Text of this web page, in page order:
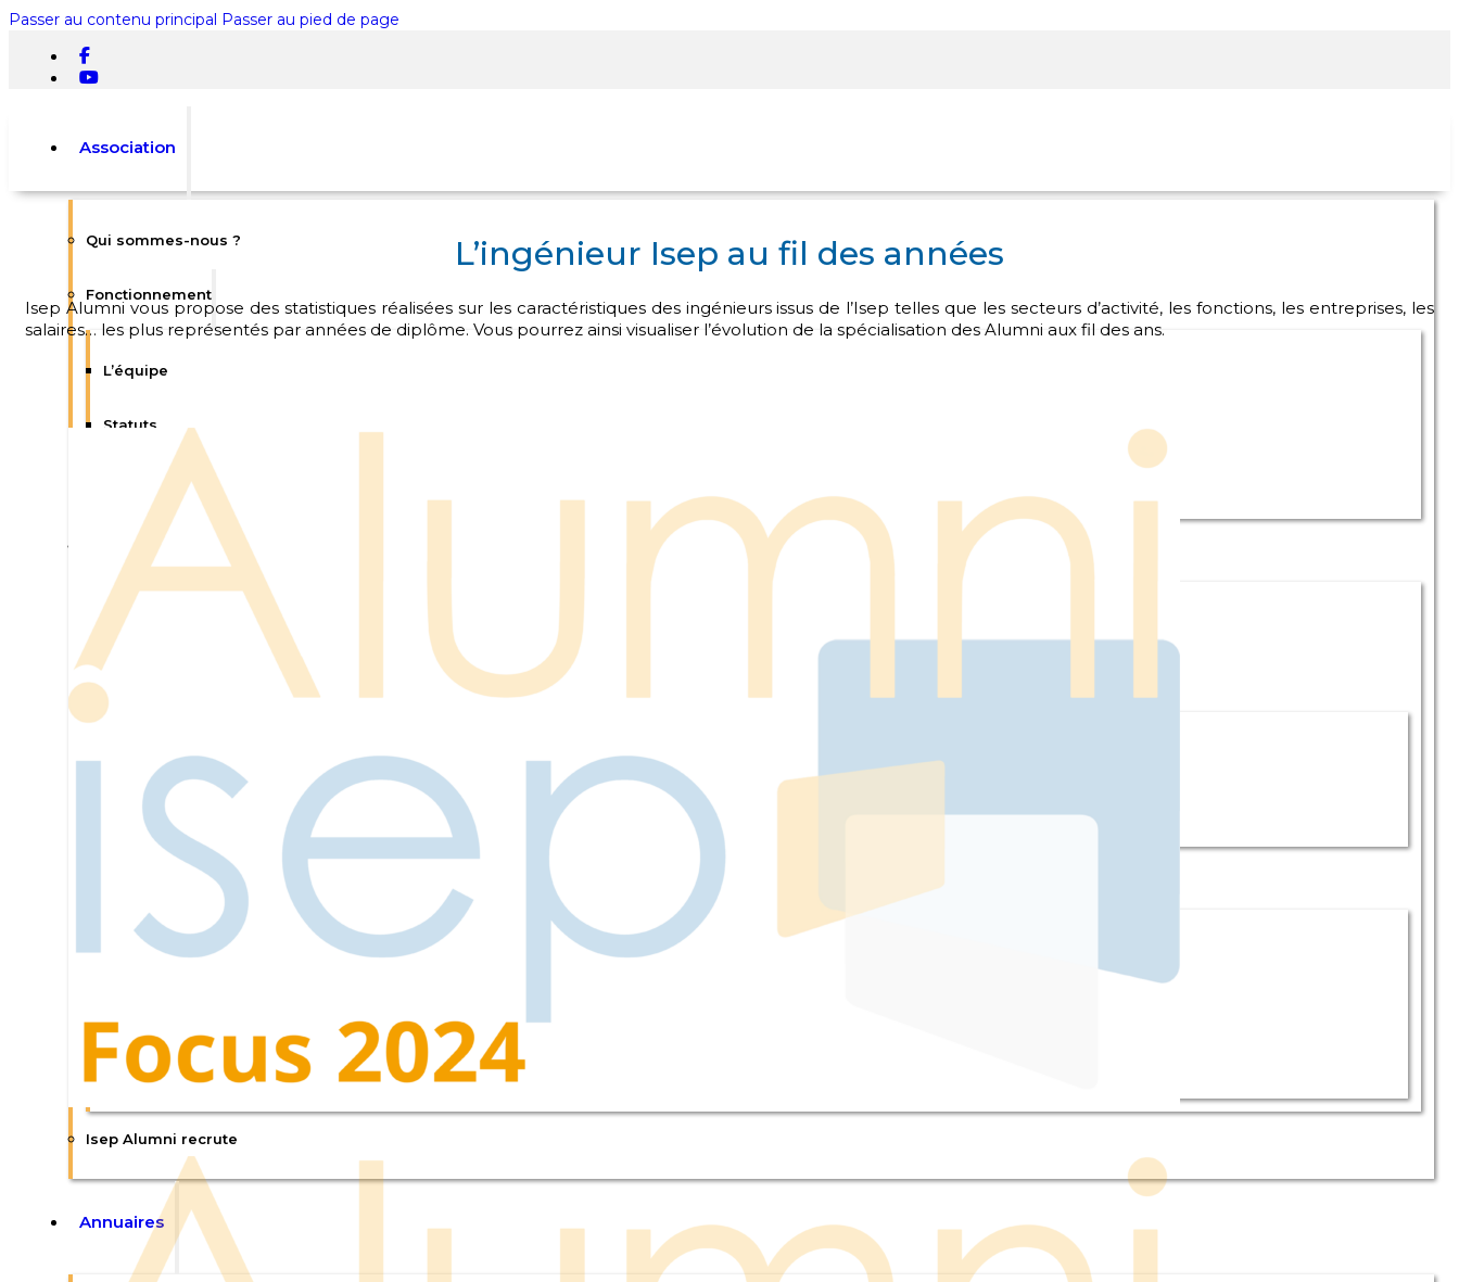
Passer au contenu principal Passer au pied de page
Rechercher sur le site
Rechercher
×
Votre panier est vide.
Association
Qui sommes-nous ?
Fonctionnement
L’équipe
Statuts
Règlement intérieur
Nos partenaires
Isep : Ecole d’ingénieurs du numérique
IESF : Ingénieurs et Scientifiques de France
Publications IESF
CGE : Conférence des Grandes Ecoles
Publications CGE
CGE360 : la newsletter de la CGE
Isep Alumni recrute
Annuaires
L’ingénieur Isep au fil des années
Isep Alumni vous propose des statistiques réalisées sur les caractéristiques des ingénieurs issus de l’Isep telles que les secteurs d’activité, les fonctions, les entreprises, les
salaires… les plus représentés par années de diplôme. Vous pourrez ainsi visualiser l’évolution de la spécialisation des Alumni aux fil des ans.